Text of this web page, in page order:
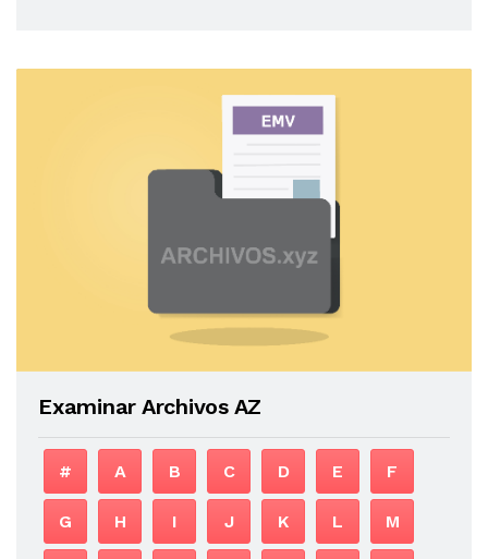
Examinar Archivos AZ
# A B C D E F
G H I J K L M